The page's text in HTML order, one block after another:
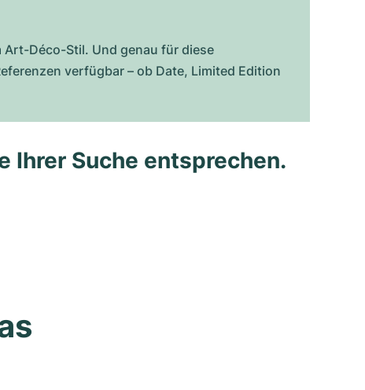
Art-Déco-Stil. Und genau für diese
verfügbar – ob Date, Limited Edition
Ihrer Suche entsprechen.